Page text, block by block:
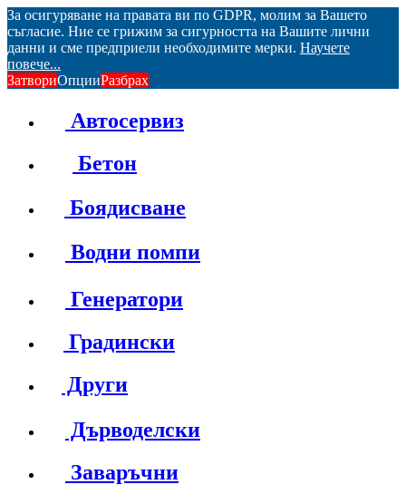
За осигуряване на правата ви по GDPR, молим за Вашето
съгласие. Ние се грижим за сигурността на Вашите лични
данни и сме предприели необходимите мерки. Научете
повече...
ЗатвориОпцииРазбрах
Автосервиз
Бетон
Боядисване
Водни помпи
Генератори
Градински
Други
Дърводелски
Заваръчни